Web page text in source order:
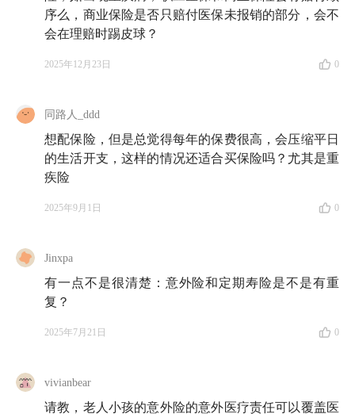
序么，商业保险是否只赔付医保未报销的部分，会不
会在理赔时踢皮球？
2025年12月23日 0
同路人_ddd
想配保险，但是总觉得每年的保费很高，会压缩平日
的生活开支，这样的情况还适合买保险吗？尤其是重
疾险
2025年9月1日 0
Jinxpa
有一点不是很清楚：意外险和定期寿险是不是有重
复？
2025年7月21日 0
vivianbear
请教，老人小孩的意外险的意外医疗责任可以覆盖医